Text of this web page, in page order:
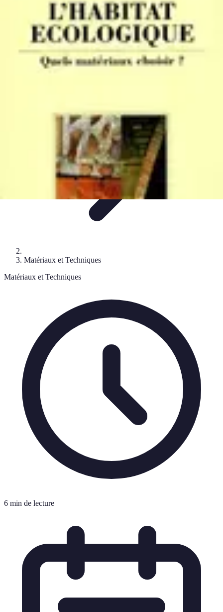
Services Carreleur
Engager un CarreleurCarrelage Salle de BainChoix de
CarrelageSélection du Carreleur
Services Carreleur
Matériaux et Techniques
Matériaux et Techniques
6 min de lecture